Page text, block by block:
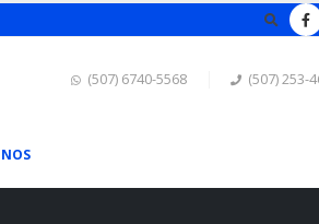
(507) 6740-5568 (507) 253-